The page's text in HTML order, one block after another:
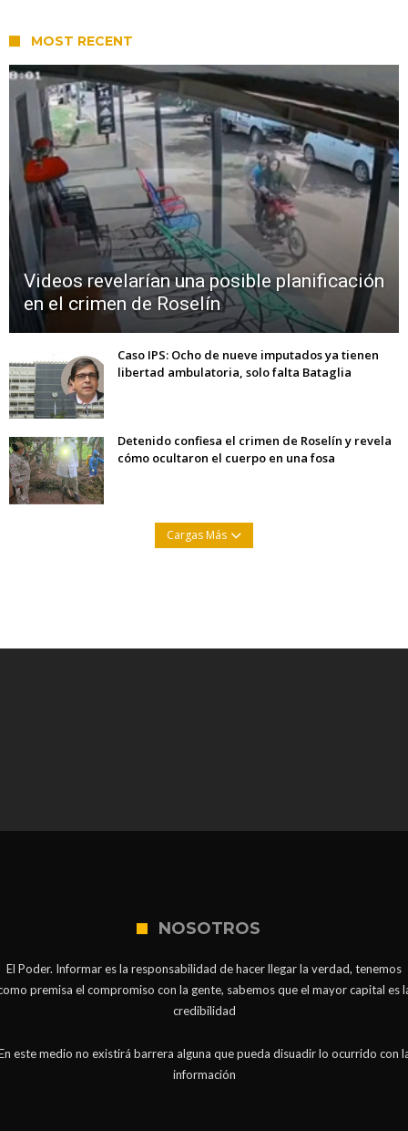
MOST RECENT
Videos revelarían una posible planificación
en el crimen de Roselín
Caso IPS: Ocho de nueve imputados ya tienen
libertad ambulatoria, solo falta Bataglia
Detenido confiesa el crimen de Roselín y revela
cómo ocultaron el cuerpo en una fosa
Cargas Más
NOSOTROS
El Poder. Informar es la responsabilidad de hacer llegar la verdad, tenemos
premisa el compromiso con la gente, sabemos que el mayor capital es
credibilidad
este medio no existirá barrera alguna que pueda disuadir lo ocurrido con
información